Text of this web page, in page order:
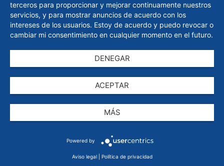
terceros para proporcionar y mejorar continuamente nuestros
servicios, y para mostrar anuncios de acuerdo con los
intereses de los usuarios. Estoy de acuerdo y puedo revocar o
cambiar mi consentimiento en cualquier momento en el futuro.
DENEGAR
ACEPTAR
MÁS
Powered by
Aviso legal Política de privacidad